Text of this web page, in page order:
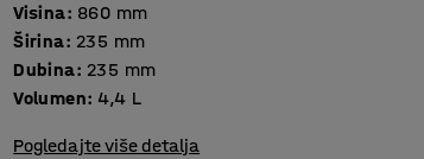
Visina: 860 mm
Širina: 235 mm
Dubina: 235 mm
Volumen: 4,4 L
Pogledajte više detalja